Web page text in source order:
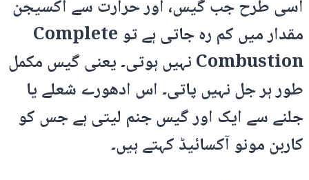
اسی طرح جب گیس، اور حرارت سے آکسیجن
مقدار میں کم رہ جاتی ہے تو Complete
Combustion نہیں ہوتی۔ یعنی گیس مکمل
طور ہر جل نہیں پاتی۔ اس ادھورے شعلے یا
جلنے سے ایک اور گیس جنم لیتی ہے جس کو
کاربن مونو آکسائیڈ کہتے ہیں۔